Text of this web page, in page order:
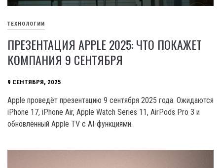
ТЕХНОЛОГИИ
ПРЕЗЕНТАЦИЯ APPLE 2025: ЧТО ПОКАЖЕТ
КОМПАНИЯ 9 СЕНТЯБРЯ
9 СЕНТЯБРЯ, 2025
Apple проведёт презентацию 9 сентября 2025 года. Ожидаются
iPhone 17, iPhone Air, Apple Watch Series 11, AirPods Pro 3 и
обновлённый Apple TV с AI-функциями.